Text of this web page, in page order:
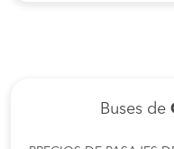
Buses de